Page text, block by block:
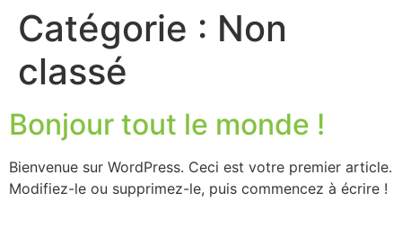
Catégorie : Non
classé
Bonjour tout le monde !
Bienvenue sur WordPress. Ceci est votre premier article.
Modifiez-le ou supprimez-le, puis commencez à écrire !